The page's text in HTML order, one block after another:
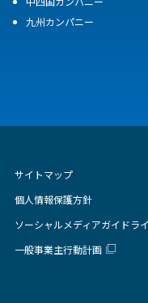
九州カンパニー
サイトマップ
個人情報保護方針
ソーシャルメディアガイドラ
一般事業主行動計画